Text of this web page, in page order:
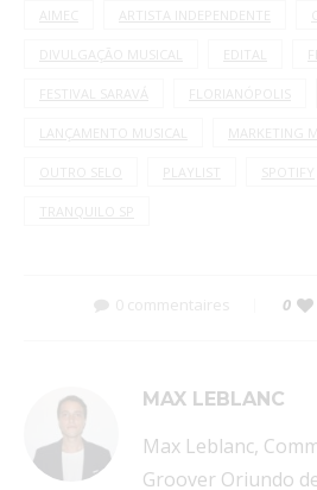
AIMEC ARTISTA INDEPENDENTE
DIVULGAÇÃO MUSICAL EDITAL
FESTIVAL SARAVÁ FLORIANÓPOLIS
LANÇAMENTO MUSICAL MARKETING
OUTRO SELO PLAYLIST SPOTIFY
TRANQUILO SP
0 commentaires 0
MAX LEBLANC
Max Leblanc,
Groover Oriundo